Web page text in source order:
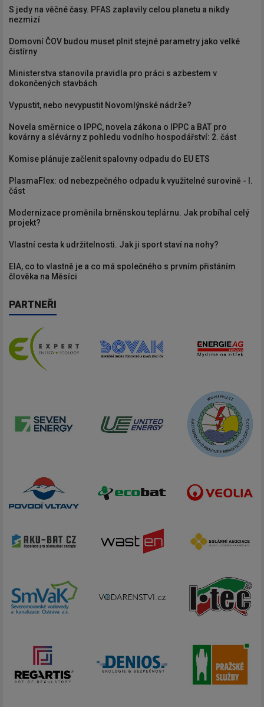
S jedy na věčné časy. PFAS zaplavily celou planetu a nikdy
nezmizí
Domovní ČOV budou muset plnit stejné parametry jako velké
čistírny
Ministerstva stanovila pravidla pro práci s azbestem v
dokončených stavbách
Vypustit, nebo nevypustit Novomlýnské nádrže?
Novela směrnice o IPPC, novela zákona o IPPC a BAT pro
kovárny a slévárny z pohledu vodního hospodářství: 2. část
Komise plánuje začlenit spalovny odpadu do EU ETS
PlasmaFlex: od nebezpečného odpadu k využitelné surovině - I.
část
Modernizace proměnila brněnskou teplárnu. Jak probíhal celý
projekt?
Vlastní cesta k udržitelnosti. Jak ji sport staví na nohy?
EIA, co to vlastně je a co má společného s prvním přistáním
člověka na Měsíci
PARTNEŘI